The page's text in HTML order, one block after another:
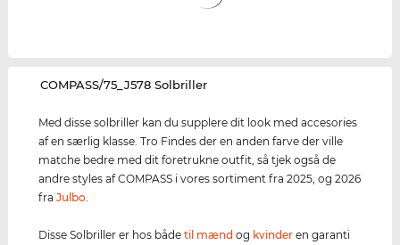
‌COMPASS/75_J578 Solbriller
Med disse solbriller kan du supplere dit look med accesories
af en særlig klasse. Tro Findes der en anden farve der ville
matche bedre med dit foretrukne outfit, så tjek også de
andre styles af COMPASS i vores sortiment fra 2025, og 2026
fraJulbo
Disse Solbriller er hos bådetil mænd og kvinder en garanti